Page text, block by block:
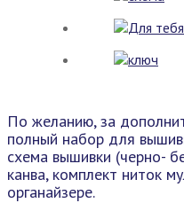
По желанию, за
полный набор для
схема вышивки (черно-
канва, комплект ниток
органайзере.